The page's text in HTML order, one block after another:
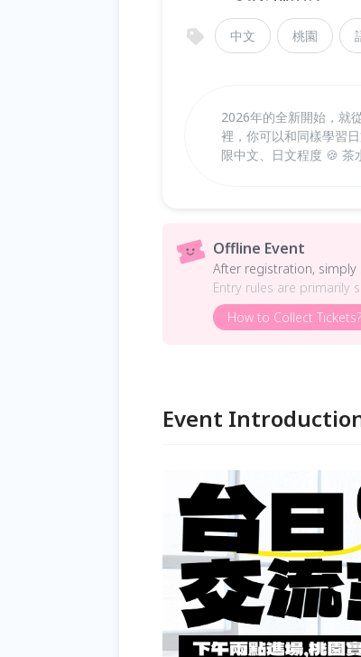
中文 桃園
2026年的全新開始，就
裡，你可以和同樣學習
限中文、日文程度 🍪 茶
Offline Event
After registration, simply
Entry rules are primarily
How to Collect Tickets?
Event